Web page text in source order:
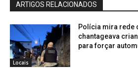
ARTIGOS RELACIONADOS
Locais
Polícia mira rede
chantageava
para forçar